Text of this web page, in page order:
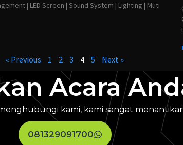
| LED Screen | Sound System | Lighting | Muti
« Previous 1 2 3 4 5 Next »
Acara
kami, kami sangat
081329091700